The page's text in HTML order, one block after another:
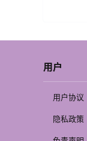
用户
用户协议
隐私政策